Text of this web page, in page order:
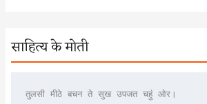
साहित्य के मोती
तुलसी मीठे बचन ते सुख उपजत चहुं ओर।